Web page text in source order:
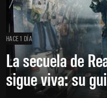
HACE 1 DÍA
La secuela de
sigue viva: su